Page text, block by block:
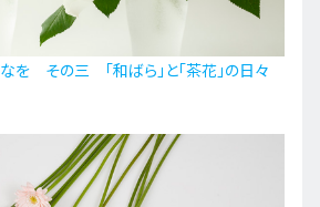
を その三 「和ばら」と「茶花」の日々